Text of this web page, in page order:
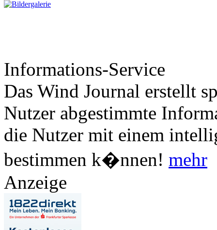
Informations-Service
Das Wind Journal erstellt
Nutzer abgestimmte
die Nutzer mit einem
bestimmen k�nnen! mehr
Anzeige